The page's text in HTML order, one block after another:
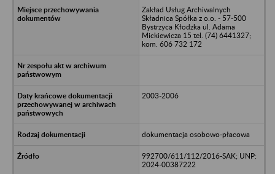
Zakład Usług Archiwalnych
Składnica Spółka z o.o. - 57-500
Bystrzyca Kłodzka ul. Adama
Mickiewicza 15 tel. (74) 6441327;
kom. 606 732 172
2003-2006
dokumentacja osobowo-płacowa
992700/611/112/2016-SAK; UNP:
2024-00387222